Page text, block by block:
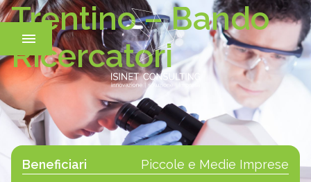
Trentino – Bando
Ricercatori
Beneficiari Piccole e Medie Imprese